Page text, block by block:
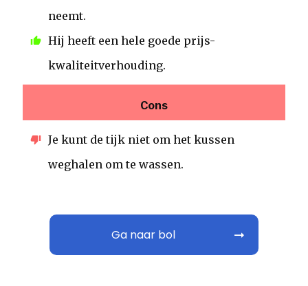
neemt.
Hij heeft een hele goede prijs-
kwaliteitverhouding.
Cons
Je kunt de tijk niet om het kussen
weghalen om te wassen.
Ga naar bol